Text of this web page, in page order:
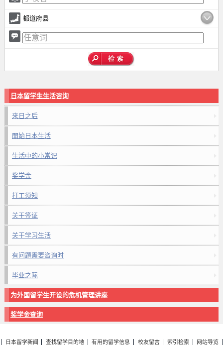
都道府县
日本留学生生活咨询
来日之后
開始日本生活
生活中的小常识
奖学金
打工须知
关于签证
关于学习生活
有问题需要咨询时
毕业之际
为外国留学生开设的危机管理讲座
奖学金查询
日本留学新闻 查找留学目的地 有用的留学信息 校友留言 索引检索
网站导览